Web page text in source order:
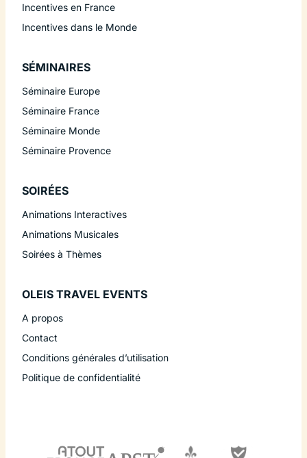
Incentives en France
Incentives dans le Monde
SÉMINAIRES
Séminaire Europe
Séminaire France
Séminaire Monde
Séminaire Provence
SOIRÉES
Animations Interactives
Animations Musicales
Soirées à Thèmes
OLEIS TRAVEL EVENTS
A propos
Contact
Conditions générales d’utilisation
Politique de confidentialité